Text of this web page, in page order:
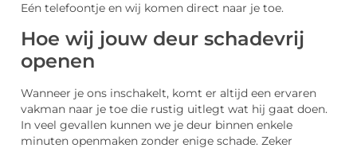
Eén telefoontje en wij komen direct naar je toe.
Hoe wij jouw deur schadevrij
openen
Wanneer je ons inschakelt, komt er altijd een ervaren
vakman naar je toe die rustig uitlegt wat hij gaat doen.
In veel gevallen kunnen we je deur binnen enkele
minuten openmaken zonder enige schade. Zeker